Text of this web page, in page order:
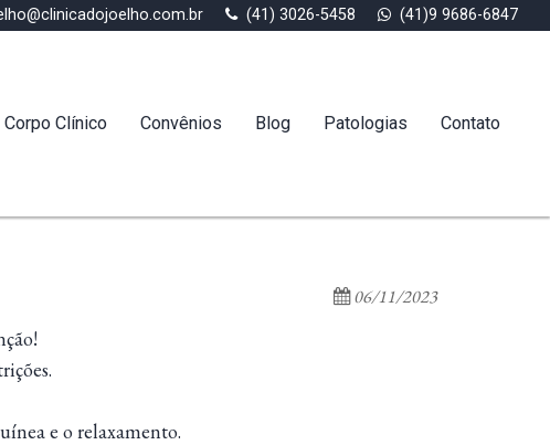
(41) 3026-5458 (41)9 9686-6847
Corpo Clínico Convênios Blog Patologias Contato
06/11/2023
e o relaxamento.